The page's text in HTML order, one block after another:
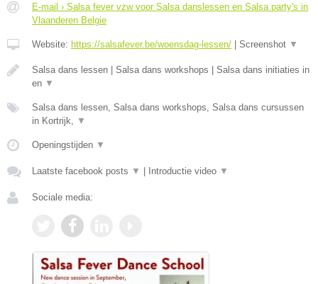
E-mail › Salsa fever vzw voor Salsa danslessen en Salsa party's in
Vlaanderen Belgie
Website: https://salsafever.be/woensdag-lessen/ Screenshot ▼
Salsa dans lessen | Salsa dans workshops | Salsa dans initiaties in
en ▼
Salsa dans lessen, Salsa dans workshops, Salsa dans cursussen
in Kortrijk, ▼
Openingstijden ▼
Laatste facebook posts ▼ Introductie video ▼
Sociale media: